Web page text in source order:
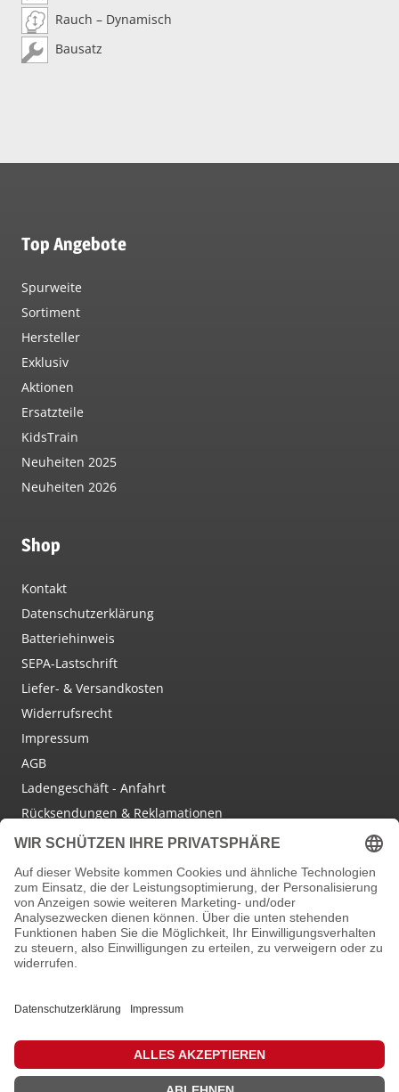
Rauch – Dynamisch
Bausatz
Top Angebote
Spurweite
Sortiment
Hersteller
Exklusiv
Aktionen
Ersatzteile
KidsTrain
Neuheiten 2025
Neuheiten 2026
Shop
Kontakt
Datenschutzerklärung
Batteriehinweis
SEPA-Lastschrift
Liefer- & Versandkosten
Widerrufsrecht
Impressum
AGB
Ladengeschäft - Anfahrt
Rücksendungen & Reklamationen
Social Media
Facebook
Instagram